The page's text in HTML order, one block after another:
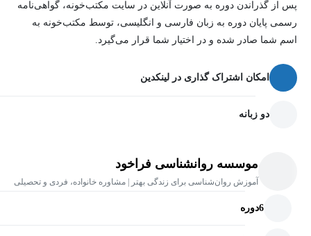
پس از گذراندن دوره به صورت آنلاین در سایت مکتب‌خونه، گواهی‌نامه
رسمی پایان دوره به زبان فارسی و انگلیسی، توسط مکتب‌خونه به
اسم شما صادر شده و در اختیار شما قرار می‌گیرد.
امکان اشتراک گذاری در لینکدین
دو زبانه
موسسه روانشناسی فراخود
آموزش روان‌شناسی برای زندگی بهتر | مشاوره خانواده، فردی و تحصیلی
6دوره